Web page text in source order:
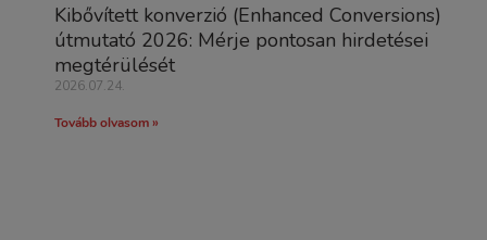
Kibővített konverzió (Enhanced Conversions)
útmutató 2026: Mérje pontosan hirdetései
megtérülését
2026.07.24.
Tovább olvasom »